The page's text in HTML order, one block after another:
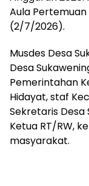
Aula Pertemuan
(2/7/2026).
Musdes Desa
Desa
Pemerintahan
Hidayat, staf
Sekretaris Desa
Ketua RT/RW,
masyarakat.